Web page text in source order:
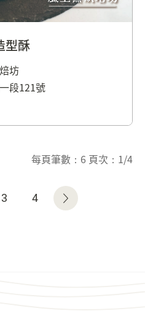
型酥
坊
段121號
每頁筆數：6 頁次：1/4
3 4